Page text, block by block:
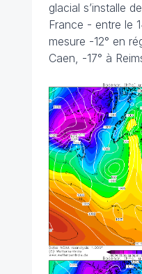
glacial s’installe
France - entre le
mesure -12° en
Caen, -17° à